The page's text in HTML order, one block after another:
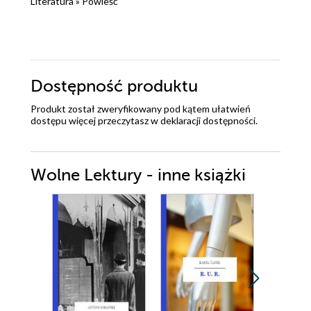
Dostępność produktu
Produkt został zweryfikowany pod kątem ułatwień
dostępu więcej przeczytasz wdeklaracji dostępności.
Wolne Lektury - inne książki